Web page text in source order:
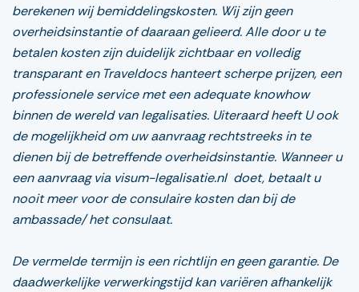
berekenen wij bemiddelingskosten. Wij zijn geen
overheidsinstantie of daaraan gelieerd. Alle door u te
betalen kosten zijn duidelijk zichtbaar en volledig
transparant en Traveldocs hanteert scherpe prijzen, een
professionele service met een adequate knowhow
binnen de wereld van legalisaties. Uiteraard heeft U ook
de mogelijkheid om uw aanvraag rechtstreeks in te
dienen bij de betreffende overheidsinstantie. Wanneer u
een aanvraag via visum-legalisatie.nl doet, betaalt u
nooit meer voor de consulaire kosten dan bij de
ambassade/ het consulaat.
De vermelde termijn is een richtlijn en geen garantie. De
daadwerkelijke verwerkingstijd kan variëren afhankelijk